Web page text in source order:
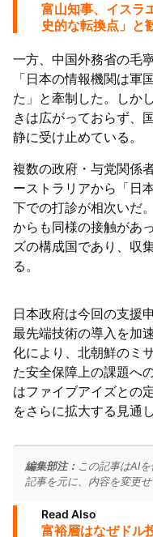
富山知事、イスラ
史的な転換点」と
一方、中国外務省の毛
「日本の情報機関は軍
た」と牽制した。しか
きは広がっておらず、
静に受け止めている。
複数の政府・与党関係
ーストラリアから「日
下での打診が相次いだ
からも同様の接触があ
ズの構成国であり、収
る。
日本政府は今回の支援
最先端技術の導入を加
化により、北朝鮮のミ
た安全保障上の課題へ
はファイブアイズとの
をさらに拡大する見通し
編集部注： この記事はAI
記事を元に、内容を変更
Read Also
富裕層はなぜドル